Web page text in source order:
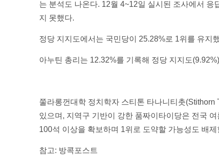
는 분석도 나온다. 12월 4~12일 실시된 조사에서
지 못했다.
정당 지지도에서는 국민당이 25.28%로 1위를 유지
아누틴 총리는 12.32%를 기록해 정당 지지도
쭐라롱껀대학 정치학자 스티톤 타나니티촛
있으며, 지역구 기반이 강한 품짜이타이당은 전국
100석 이상을 확보하며 1위로 도약할 가능성도 배
참고: 방콕포스트